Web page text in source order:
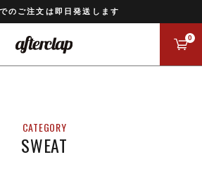
のご注文は即日発送します
0
SWEAT